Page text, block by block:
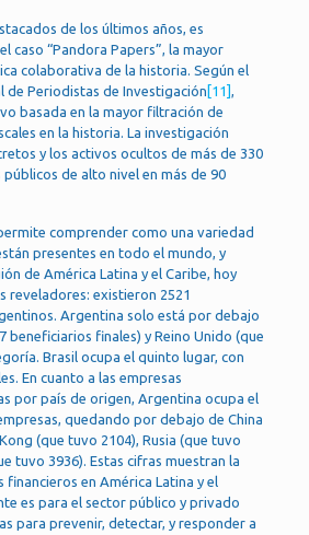
de los últimos años, es
caso “Pandora Papers”, la mayor
colaborativa de la historia. Según el
de Periodistas de Investigación [11],
basada en la mayor filtración de
en la historia. La investigación
y los activos ocultos de más de 330
de alto nivel en más de 90
comprender como una variedad
presentes en todo el mundo, y
de América Latina y el Caribe, hoy
reveladores: existieron 2521
Argentina solo está por debajo
beneficiarios finales) y Reino Unido (que
Brasil ocupa el quinto lugar, con
En cuanto a las empresas
por país de origen, Argentina ocupa el
quedando por debajo de China
(que tuvo 2104), Rusia (que tuvo
tuvo 3936). Estas cifras muestran la
en América Latina y el
es para el sector público y privado
para prevenir, detectar, y responder a